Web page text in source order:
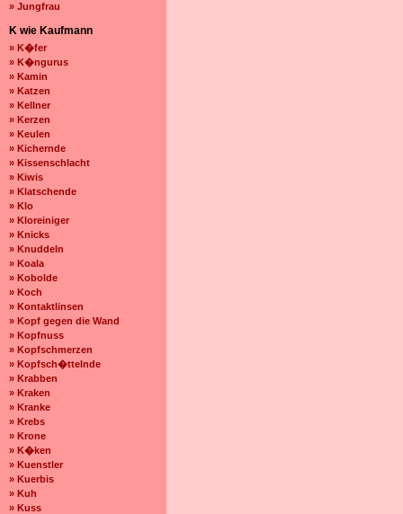
» Jungfrau
K wie Kaufmann
» K�fer
» K�ngurus
» Kamin
» Katzen
» Kellner
» Kerzen
» Keulen
» Kichernde
» Kissenschlacht
» Kiwis
» Klatschende
» Klo
» Kloreiniger
» Knicks
» Knuddeln
» Koala
» Kobolde
» Koch
» Kontaktlinsen
» Kopf gegen die Wand
» Kopfnuss
» Kopfschmerzen
» Kopfsch�ttelnde
» Krabben
» Kraken
» Kranke
» Krebs
» Krone
» K�ken
» Kuenstler
» Kuerbis
» Kuh
» Kuss